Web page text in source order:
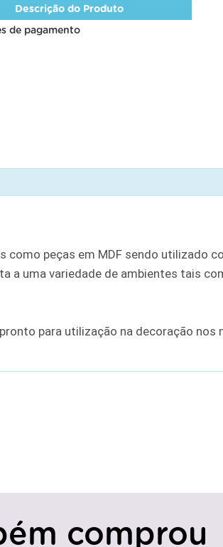
Descrição do Produto
de pagamento
peças em MDF sendo utilizado
a uma variedade de ambientes tais
para utilização na decoração nos
comprou